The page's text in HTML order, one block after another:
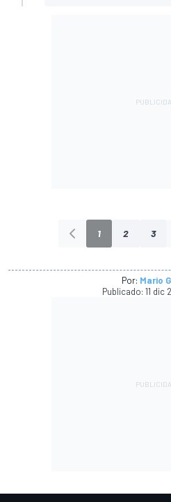
1 2 3
Por: Mario
Publicado: 11 dic